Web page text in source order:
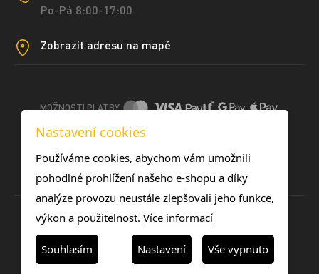
Po-Pá 8:00-17:00
Zobrazit adresu na mapě
MOŽNOSTI PLATBY
DOPRAVNÍ METODY
Nastavení cookies
Používáme cookies, abychom vám umožnili
pohodlné prohlížení našeho e-shopu a díky
analýze provozu neustále zlepšovali jeho funkce,
výkon a použitelnost. Více informací
Souhlasím Nastavení Vše vypnuto